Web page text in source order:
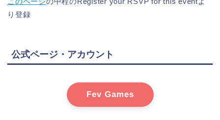
り登録
公式ページ・アカウント
Fev Games